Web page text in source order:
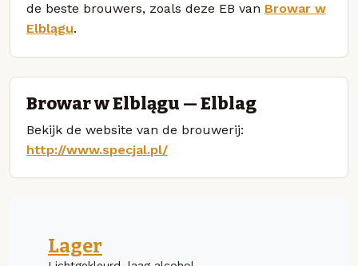
de beste brouwers, zoals deze EB van Browar w
Elblągu.
Browar w Elblągu — Elblag
Bekijk de website van de brouwerij:
http://www.specjal.pl/
Lager